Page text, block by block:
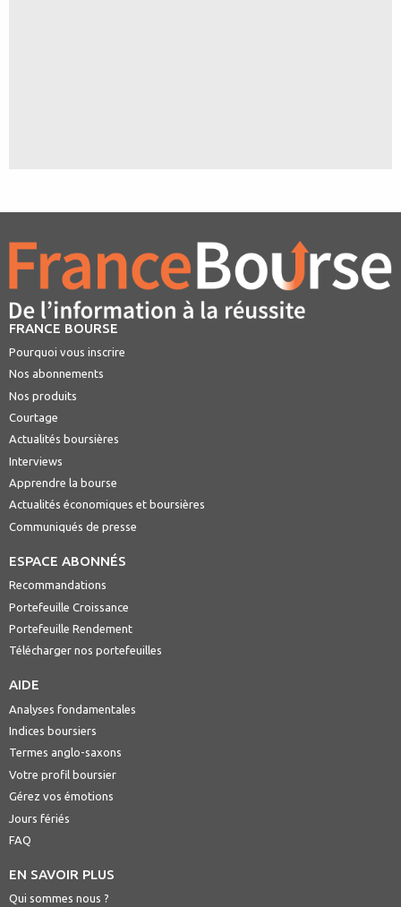
FRANCE BOURSE
Pourquoi vous inscrire
Nos abonnements
Nos produits
Courtage
Actualités boursières
Interviews
Apprendre la bourse
Actualités économiques et boursières
Communiqués de presse
ESPACE ABONNÉS
Recommandations
Portefeuille Croissance
Portefeuille Rendement
Télécharger nos portefeuilles
AIDE
Analyses fondamentales
Indices boursiers
Termes anglo-saxons
Votre profil boursier
Gérez vos émotions
Jours fériés
FAQ
EN SAVOIR PLUS
Qui sommes nous ?